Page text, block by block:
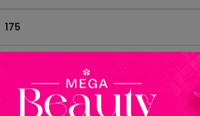
175
Ver todas las especificaciones